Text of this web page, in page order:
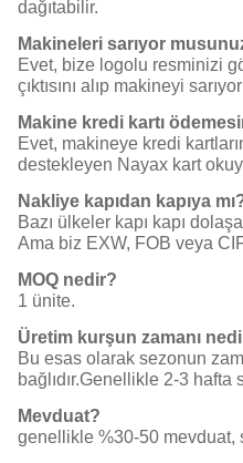
dağıtabilir.
Makineleri sarıyor
Evet, bize logolu resminizi
çıktısını alıp makineyi
Makine kredi kartı
Evet, makineye kredi
destekleyen Nayax kart
Nakliye kapıdan kapıya
Bazı ülkeler kapı kapı
Ama biz EXW, FOB veya
MOQ nedir?
1 ünite.
Üretim kurşun zamanı
Bu esas olarak sezonun
bağlıdır.Genellikle 2-3 hafta
Mevduat?
genellikle %30-50 mevduat,